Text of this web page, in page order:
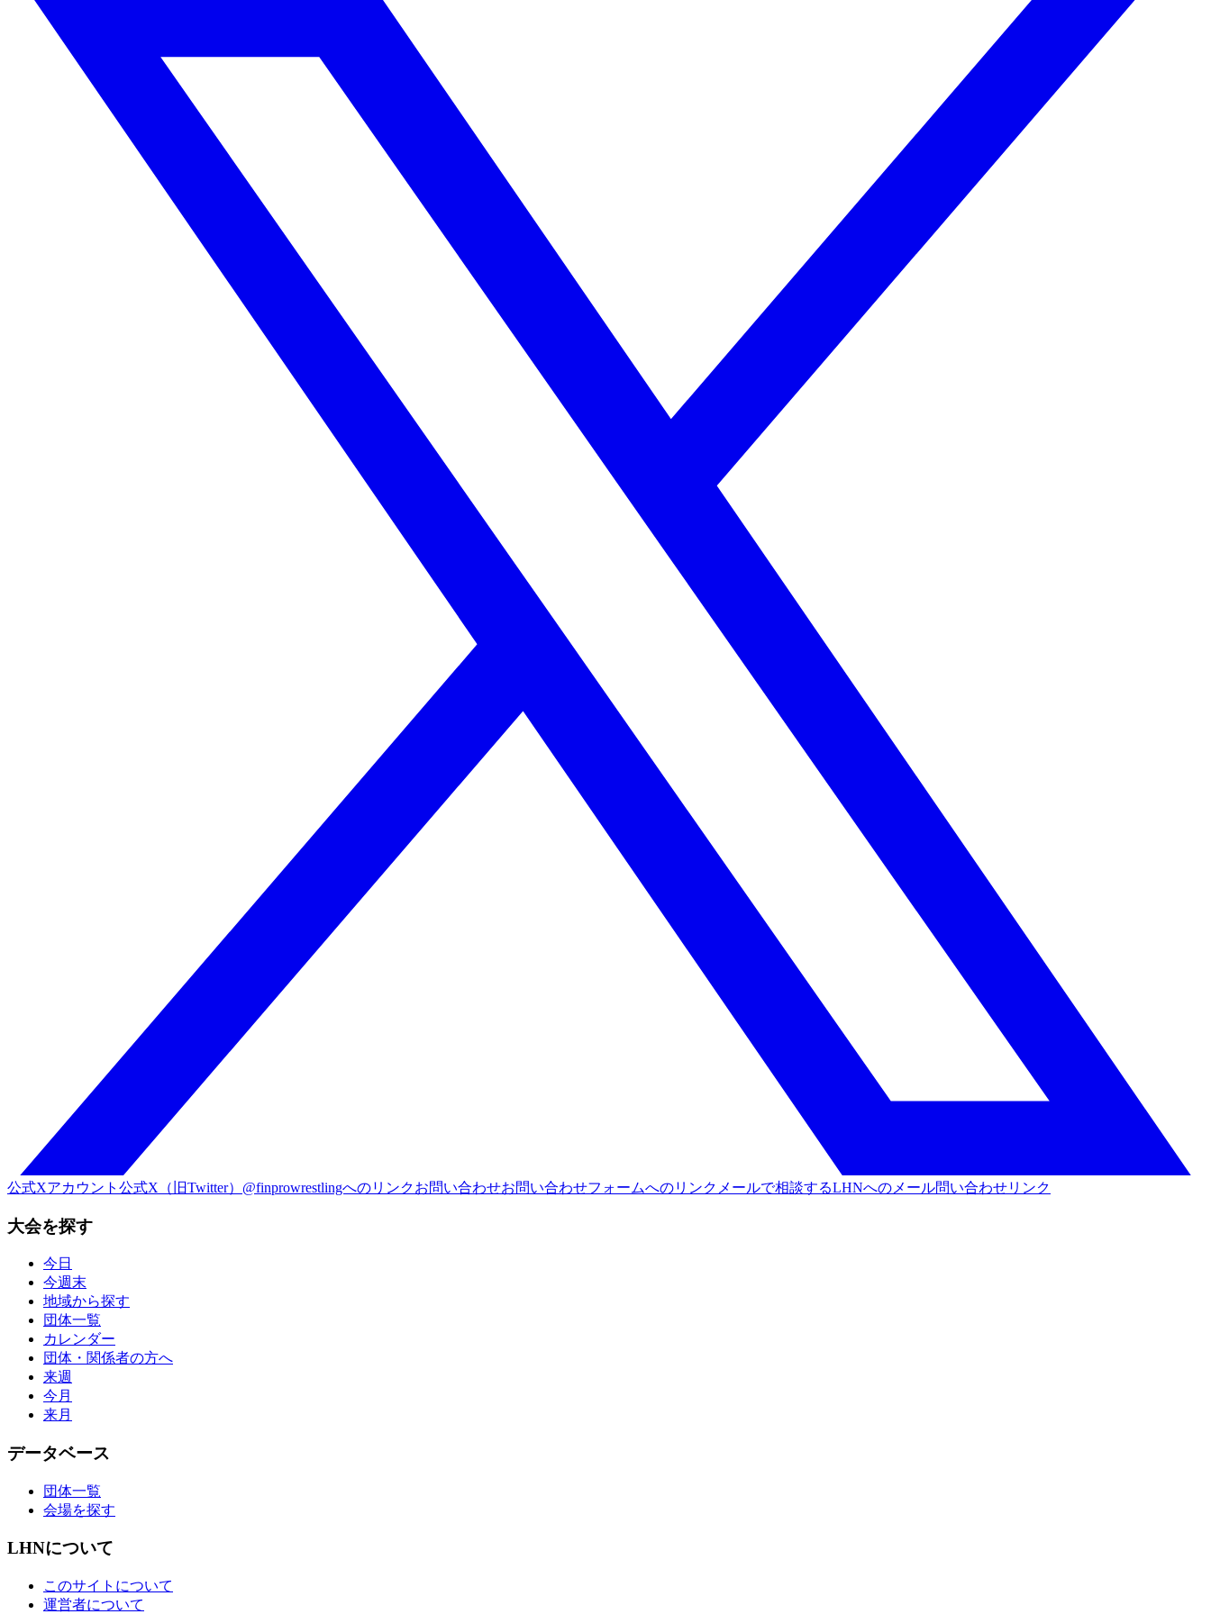
公式Xアカウント 公式X（旧Twitter）@finprowrestlingへのリンクお問い合わせお問い合わせフォームへのリンク メールで相談するLHNへのメール問い合わせリンク
大会を探す
今日
今週末
地域から探す
団体一覧
カレンダー
団体・関係者の方へ
来週
今月
来月
データベース
団体一覧
会場を探す
LHNについて
このサイトについて
運営者について